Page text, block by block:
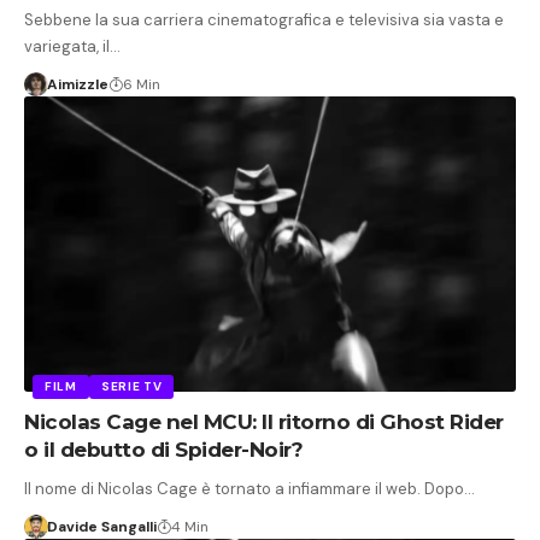
Sebbene la sua carriera cinematografica e televisiva sia vasta e
variegata, il…
Aimizzle 6 Min
FILM SERIE TV
Nicolas Cage nel MCU: Il ritorno di Ghost Rider
o il debutto di Spider-Noir?
Il nome di Nicolas Cage è tornato a infiammare il web. Dopo…
Davide Sangalli 4 Min